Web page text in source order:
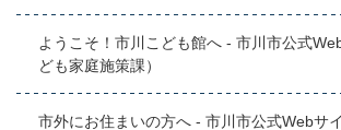
ようこそ！市川こども館へ - 市川市公式
ども家庭施策課）
市外にお住まいの方へ - 市川市公式Webサ